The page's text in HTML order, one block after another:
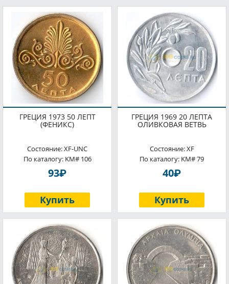
ГРЕЦИЯ 1973 50 ЛЕПТ
(ФЕНИКС)
Состояние: XF-UNC
По каталогу: KM# 106
93P
Купить
ГРЕЦИЯ 1969 20 ЛЕПТА
ОЛИВКОВАЯ ВЕТВЬ
Состояние: XF
По каталогу: KM# 79
40P
Купить